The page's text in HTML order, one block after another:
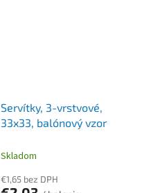
Servítky, 3-vrstvové,
33x33, balónový vzor
Skladom
€1,65 bez DPH